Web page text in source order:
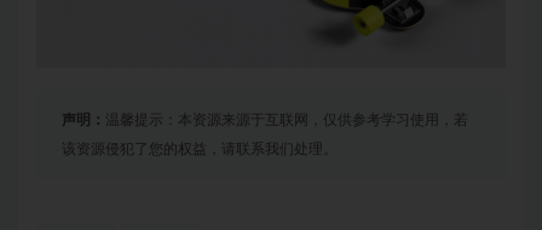
声明： 温馨提示：本资源来源于互联网，仅供参考学习使用，若
该资源侵犯了您的权益，请联系我们处理。